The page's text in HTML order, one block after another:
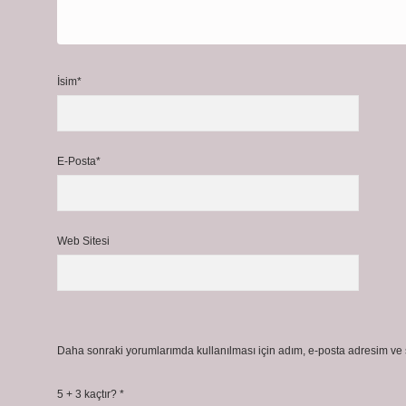
İsim*
E-Posta*
Web Sitesi
Daha sonraki yorumlarımda kullanılması için adım, e-posta adresim
5 + 3 kaçtır? *